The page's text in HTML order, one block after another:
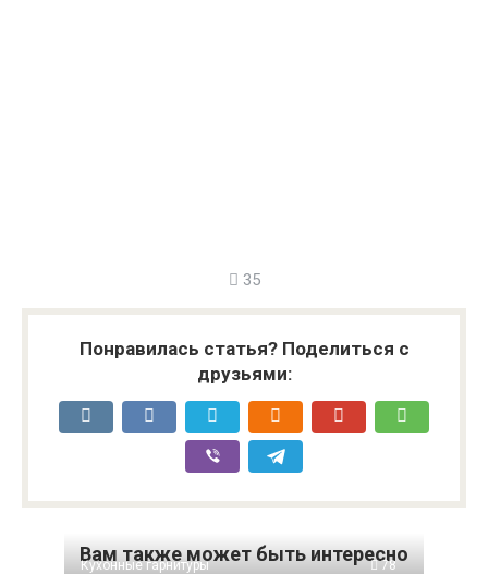
35
Понравилась статья? Поделиться с
друзьями:
Вам также может быть интересно
Кухонные гарнитуры 78